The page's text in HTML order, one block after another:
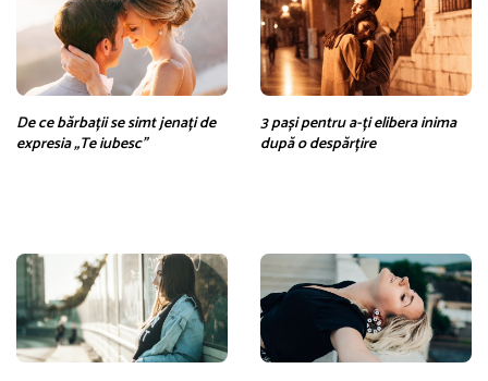
De ce bărbații se simt jenați de
expresia „Te iubesc”
3 pași pentru a-ți elibera inima
după o despărțire